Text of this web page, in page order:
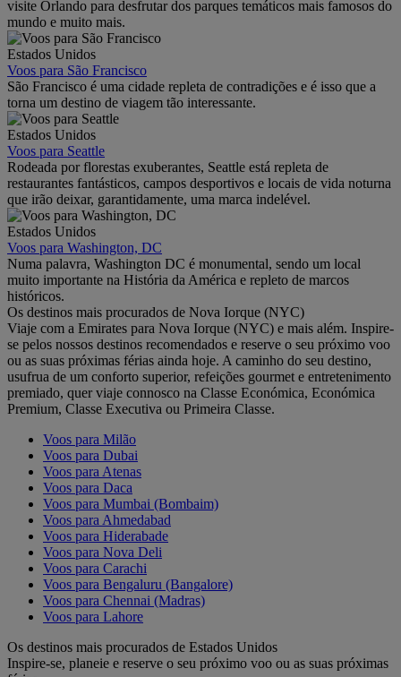
visite Orlando para desfrutar dos parques temáticos mais famosos do
mundo e muito mais.
Estados Unidos
Voos para São Francisco
São Francisco é uma cidade repleta de contradições e é isso que a
torna um destino de viagem tão interessante.
Estados Unidos
Voos para Seattle
Rodeada por florestas exuberantes, Seattle está repleta de
restaurantes fantásticos, campos desportivos e locais de vida noturna
que irão deixar, garantidamente, uma marca indelével.
Estados Unidos
Voos para Washington, DC
Numa palavra, Washington DC é monumental, sendo um local
muito importante na História da América e repleto de marcos
históricos.
Os destinos mais procurados de Nova Iorque (NYC)
Viaje com a Emirates para Nova Iorque (NYC) e mais além. Inspire-
se pelos nossos destinos recomendados e reserve o seu próximo voo
ou as suas próximas férias ainda hoje. A caminho do seu destino,
usufrua de um conforto superior, refeições gourmet e entretenimento
premiado, quer viaje connosco na Classe Económica, Económica
Premium, Classe Executiva ou Primeira Classe.
Voos para Milão
Voos para Dubai
Voos para Atenas
Voos para Daca
Voos para Mumbai (Bombaim)
Voos para Ahmedabad
Voos para Hiderabade
Voos para Nova Deli
Voos para Carachi
Voos para Bengaluru (Bangalore)
Voos para Chennai (Madras)
Voos para Lahore
Os destinos mais procurados de Estados Unidos
Inspire-se, planeie e reserve o seu próximo voo ou as suas próximas